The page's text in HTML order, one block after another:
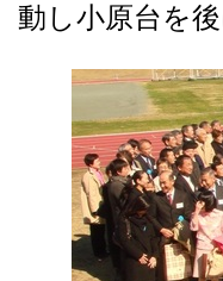
動し小原台を